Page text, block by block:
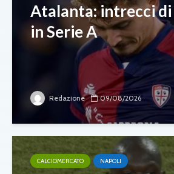
Atalanta: intrecci
in Serie A
Redazione 09/08/2026
CALCIOMERCATO NAPOLI